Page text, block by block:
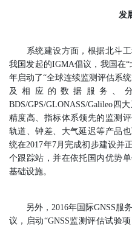
发
系统建设方面，根据北斗工
我国发起的IGMA倡议，我国在
年启动了“全球连续监测评估系
及相应的数据服务、
BDS/GPS/GLONASS/Galileo四
精度高、指标体系领先的监测
轨道、钟差、大气延迟等产品
统在2017年7月完成初步建设并
个跟踪站，并在依托国内优势
基础设施。
另外，2016年国际GNSS服
议，启动“GNSS监测评估试验